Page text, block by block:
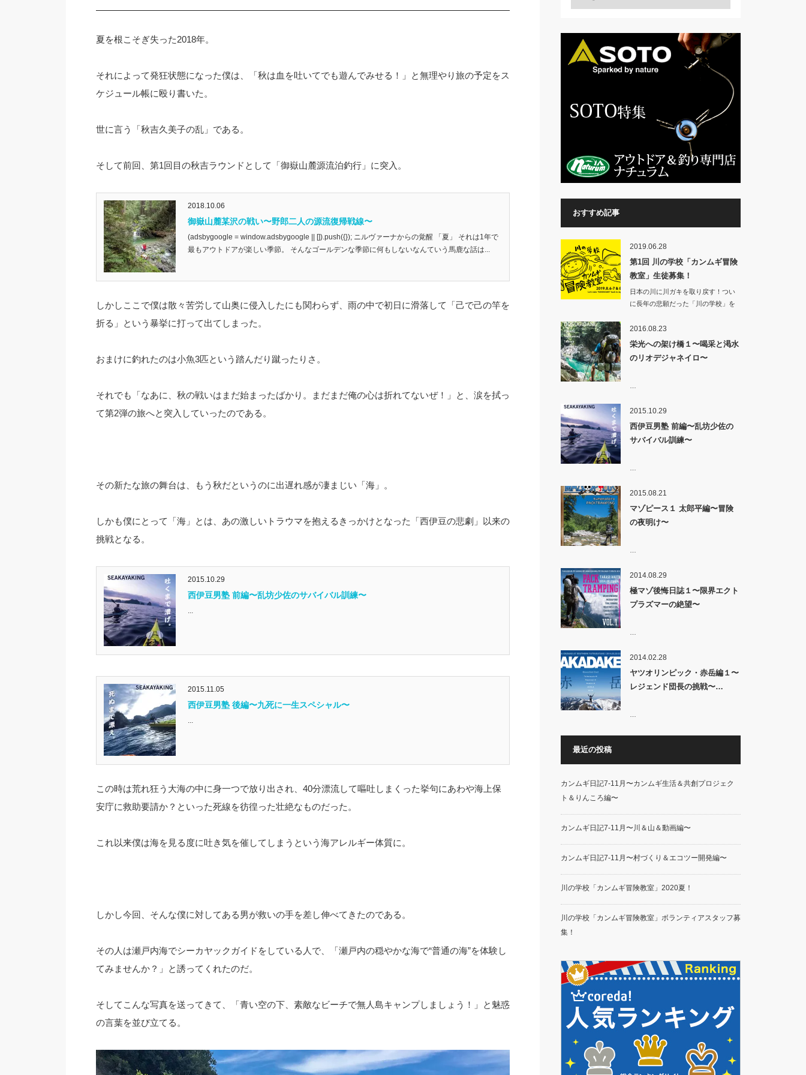
夏を根こそぎ失った2018年。
それによって発狂状態になった僕は、「秋は血を吐いてでも遊んでみせる！」と無理やり旅の予定をス
ケジュール帳に殴り書いた。
世に言う「秋吉久美子の乱」である。
そして前回、第1回目の秋吉ラウンドとして「御嶽山麓源流泊釣行」に突入。
2018.10.06
御嶽山麓某沢の戦い〜野郎二人の源流復帰戦線〜
(adsbygoogle = window.adsbygoogle || []).push({}); ニルヴァーナからの覚醒 「夏」 それは1年で
最もアウトドアが楽しい季節。 そんなゴールデンな季節に何もしないなんていう馬鹿な話は...
しかしここで僕は散々苦労して山奥に侵入したにも関わらず、雨の中で初日に滑落して「己で己の竿を
折る」という暴挙に打って出てしまった。
おまけに釣れたのは小魚3匹という踏んだり蹴ったりさ。
それでも「なあに、秋の戦いはまだ始まったばかり。まだまだ俺の心は折れてないぜ！」と、涙を拭っ
て第2弾の旅へと突入していったのである。
その新たな旅の舞台は、もう秋だというのに出遅れ感が凄まじい「海」。
しかも僕にとって「海」とは、あの激しいトラウマを抱えるきっかけとなった「西伊豆の悲劇」以来の
挑戦となる。
2015.10.29
西伊豆男塾 前編〜乱坊少佐のサバイバル訓練〜
...
2015.11.05
西伊豆男塾 後編〜九死に一生スペシャル〜
...
この時は荒れ狂う大海の中に身一つで放り出され、40分漂流して嘔吐しまくった挙句にあわや海上保
安庁に救助要請か？といった死線を彷徨った壮絶なものだった。
これ以来僕は海を見る度に吐き気を催してしまうという海アレルギー体質に。
しかし今回、そんな僕に対してある男が救いの手を差し伸べてきたのである。
その人は瀬戸内海でシーカヤックガイドをしている人で、「瀬戸内の穏やかな海で“普通の海”を体験し
てみませんか？」と誘ってくれたのだ。
そしてこんな写真を送ってきて、「青い空の下、素敵なビーチで無人島キャンプしましょう！」と魅惑
の言葉を並び立てる。
おすすめ記事
2019.06.28
第1回 川の学校「カンムギ冒険
教室」生徒募集！
日本の川に川ガキを取り戻す！つい
に長年の悲願だった「川の学校」を
2016.08.23
栄光への架け橋１〜喝采と渇水
のリオデジャネイロ〜
2015.10.29
西伊豆男塾 前編〜乱坊少佐の
サバイバル訓練〜
2015.08.21
マゾピース１ 太郎平編〜冒険
の夜明け〜
2014.08.29
極マゾ後悔日誌１〜限界エクト
プラズマーの絶望〜
2014.02.28
ヤツオリンピック・赤岳編１〜
レジェンド団長の挑戦〜…
最近の投稿
カンムギ日記7-11月〜カンムギ生活＆共創プロジェク
ト＆りんころ編〜
カンムギ日記7-11月〜川＆山＆動画編〜
カンムギ日記7-11月〜村づくり＆エコツー開発編〜
川の学校「カンムギ冒険教室」2020夏！
川の学校「カンムギ冒険教室」ボランティアスタッフ募
集！